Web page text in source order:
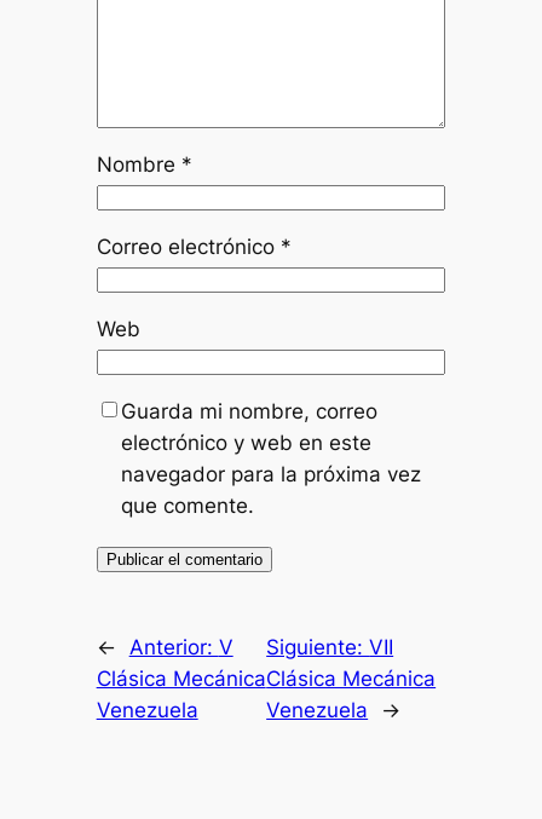
Nombre *
Correo electrónico *
Web
Guarda mi nombre, correo
electrónico y web en este
navegador para la próxima vez
que comente.
← Anterior: V
Clásica Mecánica
Venezuela
Siguiente:VII
Clásica Mecánica
Venezuela
→